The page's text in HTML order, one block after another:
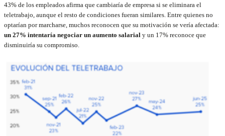
43% de los empleados afirma que cambiaría de empresa si se eliminara el
teletrabajo, aunque el resto de condiciones fueran similares. Entre quienes no
optarían por marcharse, muchos reconocen que su motivación se vería afectada:
un 27% intentaría negociar un aumento salarial y un 17% reconoce que
disminuiría su compromiso.